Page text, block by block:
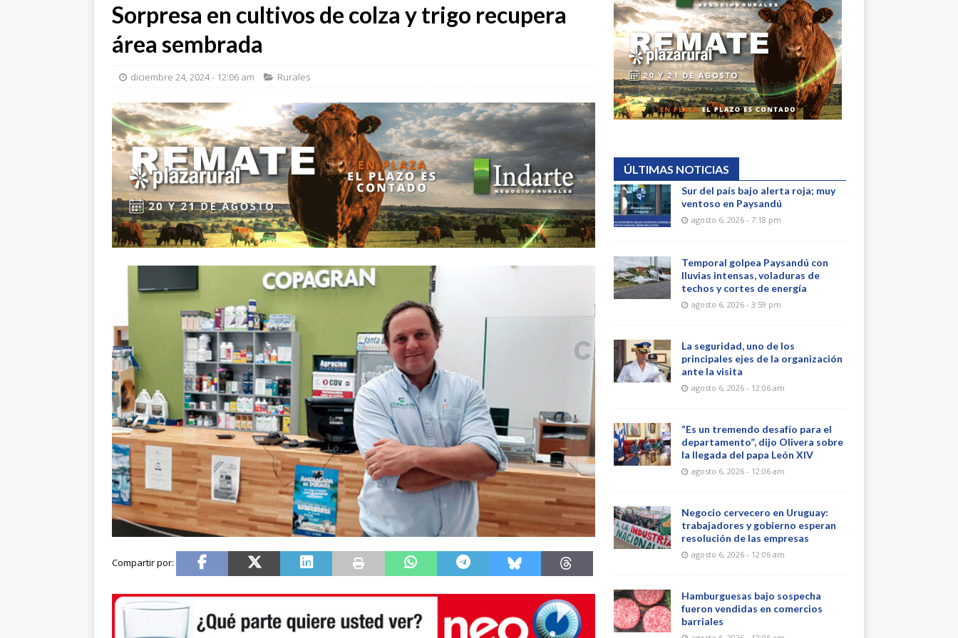
Sorpresa en cultivos de colza y trigo recupera
área sembrada
diciembre 24, 2024 - 12:06 am Rurales
ÚLTIMAS NOTICIAS
Sur del país bajo alerta roja; muy
ventoso en Paysandú
agosto 6, 2026 - 7:18 pm
Temporal golpea Paysandú con
lluvias intensas, voladuras de
techos y cortes de energía
agosto 6, 2026 - 3:59 pm
La seguridad, uno de los
principales ejes de la organización
ante la visita
agosto 6, 2026 - 12:06 am
“Es un tremendo desafío para el
departamento”, dijo Olivera sobre
la llegada del papa León XIV
agosto 6, 2026 - 12:06 am
Negocio cervecero en Uruguay:
trabajadores y gobierno esperan
resolución de las empresas
agosto 6, 2026 - 12:06 am
Hamburguesas bajo sospecha
fueron vendidas en comercios
barriales